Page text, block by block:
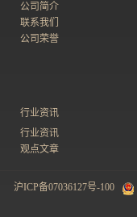
公司简介
联系我们
公司荣誉
行业资讯
行业资讯
观点文章
沪ICP备07036127号-100